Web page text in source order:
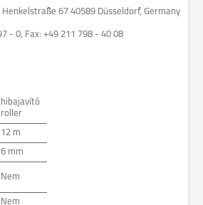
67 40589 Düsseldorf, Germany
- 0, Fax: +49 211 798 - 40 08
hibajavító
roller
12 m
6 mm
Nem
Nem